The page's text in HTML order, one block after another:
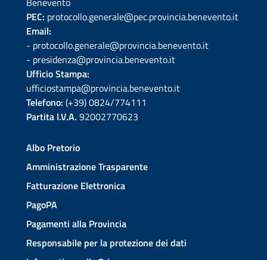
PEC: protocollo.generale@pec.provincia.benevento.it
Email:
- protocollo.generale@provincia.benevento.it
- presidenza@provincia.benevento.it
Ufficio Stampa:
ufficiostampa@provincia.benevento.it
Telefono: (+39) 0824/774111
Partita I.V.A. 92002770623
Albo Pretorio
Amministrazione Trasparente
Fatturazione Elettronica
PagoPA
Pagamenti alla Provincia
Responsabile per la protezione dei dati